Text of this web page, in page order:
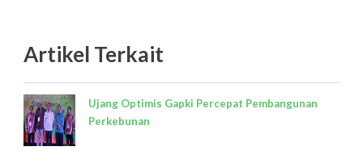
Artikel Terkait
Ujang Optimis Gapki Percepat Pembangunan
Perkebunan